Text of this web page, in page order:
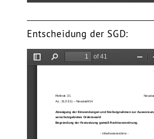
Entscheidung der SGD: